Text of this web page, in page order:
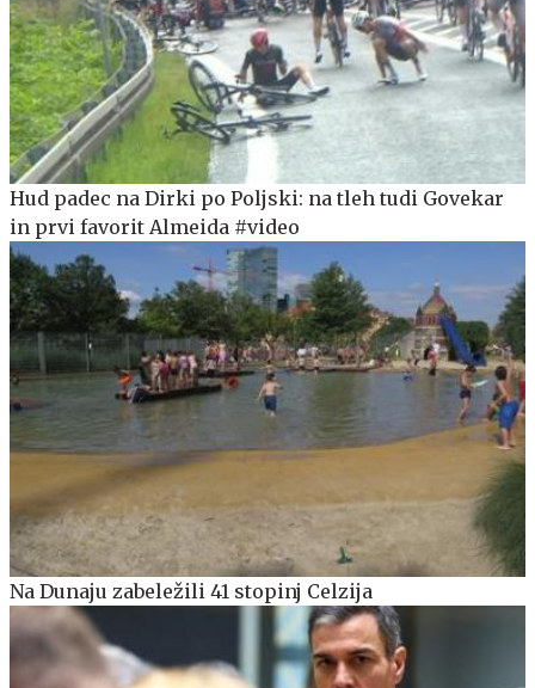
Hud padec na Dirki po Poljski: na tleh tudi Govekar
in prvi favorit Almeida #video
Na Dunaju zabeležili 41 stopinj Celzija